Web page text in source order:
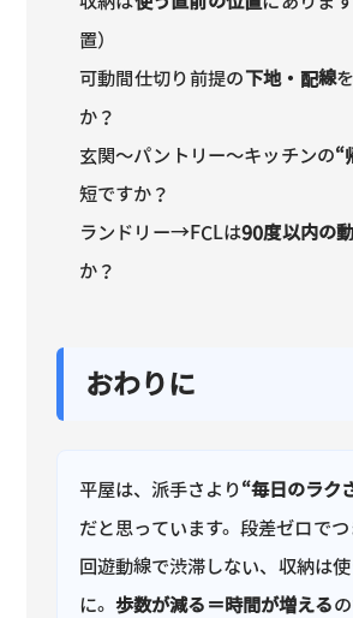
置）
可動間仕切り前提の下地・配線
か？
玄関〜パントリー〜キッチンの“
短ですか？
ランドリー→FCLは90度以内の
か？
おわりに
平屋は、派手さより“毎日のラク
だと思っています。段差ゼロでつ
回遊動線で渋滞しない、収納は
に。 歩数が減る＝時間が増える